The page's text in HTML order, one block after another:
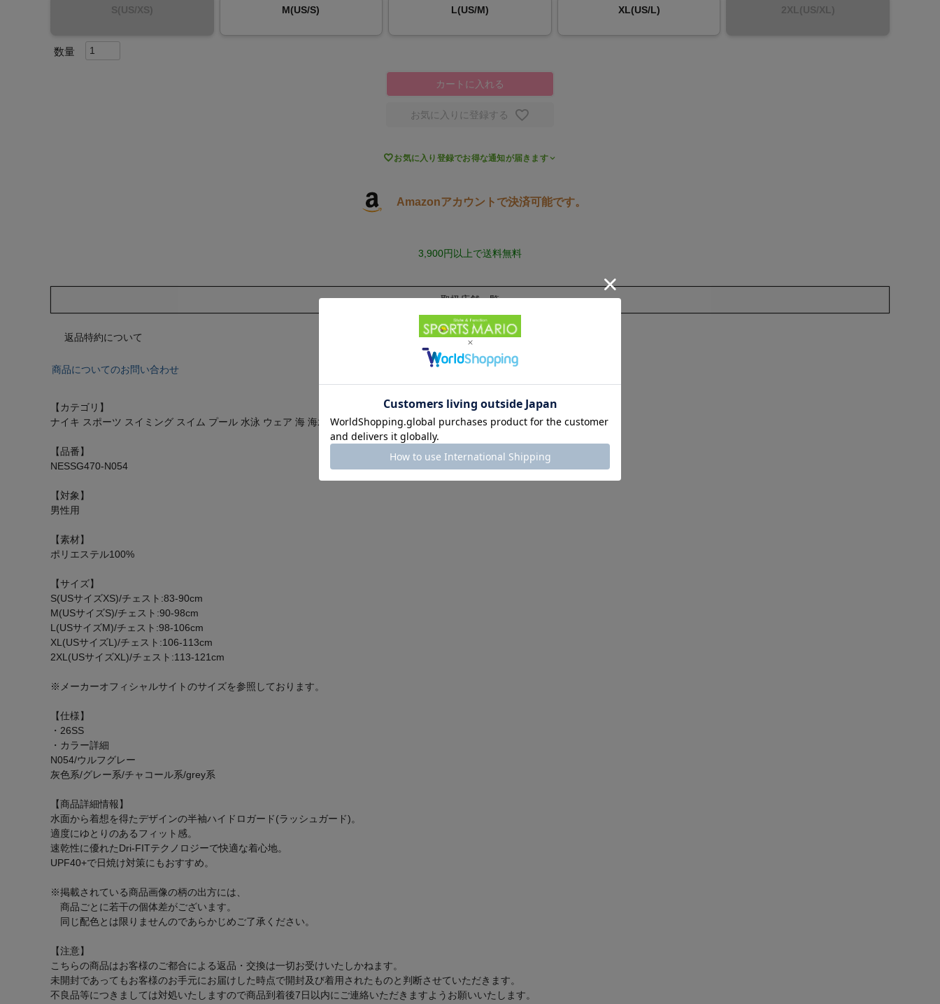
S(US/XS) M(US/S) L(US/M) XL(US/L) 2XL(US/XL)
カートに入れる
お気に入りに登録する
お気に入り登録でお得な通知が届きます
Amazonアカウントで決済可能です。
3,900円以上で送料無料
取扱店舗一覧
返品特約について
商品についてのお問い合わせ
【カテゴリ】
ナイキ スポーツ スイミング スイム プール 水泳 ウェア 海 海水浴
【品番】
NESSG470-N054
【対象】
男性用
【素材】
ポリエステル100%
【サイズ】
S(USサイズXS)/チェスト:83-90cm
M(USサイズS)/チェスト:90-98cm
L(USサイズM)/チェスト:98-106cm
XL(USサイズL)/チェスト:106-113cm
2XL(USサイズXL)/チェスト:113-121cm
※メーカーオフィシャルサイトのサイズを参照しております。
【仕様】
・26SS
・カラー詳細
N054/ウルフグレー
灰色系/グレー系/チャコール系/grey系
【商品詳細情報】
水面から着想を得たデザインの半袖ハイドロガード(ラッシュガード)。
適度にゆとりのあるフィット感。
速乾性に優れたDri-FITテクノロジーで快適な着心地。
UPF40+で日焼け対策にもおすすめ。
※掲載されている商品画像の柄の出方には、
商品ごとに若干の個体差がございます。
同じ配色とは限りませんのであらかじめご了承ください。
【注意】
こちらの商品はお客様のご都合による返品・交換は一切お受けいたしかねます。
未開封であってもお客様のお手元にお届けした時点で開封及び着用されたものと判断させていただきます。
不良品等につきましては対処いたしますので商品到着後7日以内にご連絡いただきますようお願いいたします。